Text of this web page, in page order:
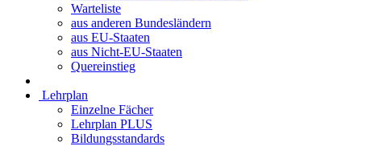
Warteliste
aus anderen Bundesländern
aus EU-Staaten
aus Nicht-EU-Staaten
Quereinstieg
Lehrplan
Einzelne Fächer
Lehrplan PLUS
Bildungsstandards